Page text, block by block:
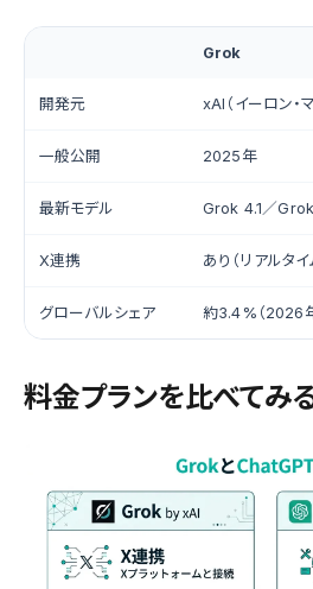
Grok
開発元 xAI（イーロン・
一般公開 2025年
最新モデル Grok 4.1／
X連携 あり（リアルタイ
グローバルシェア 約3.4%（2026
料金プランを比べてみ